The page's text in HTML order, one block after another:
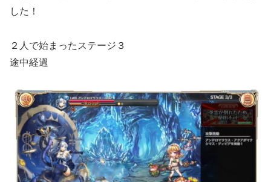
した！
２人で始まったステージ３
途中経過